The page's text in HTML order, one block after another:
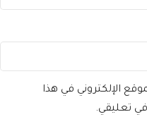
الإلكتروني في هذا
تعليقي.